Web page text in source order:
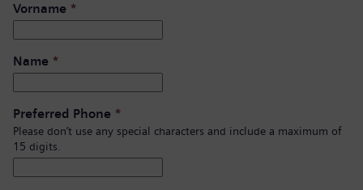
Vorname *
Name *
Preferred Phone *
Please don’t use any special characters and include a maximum of
15 digits.